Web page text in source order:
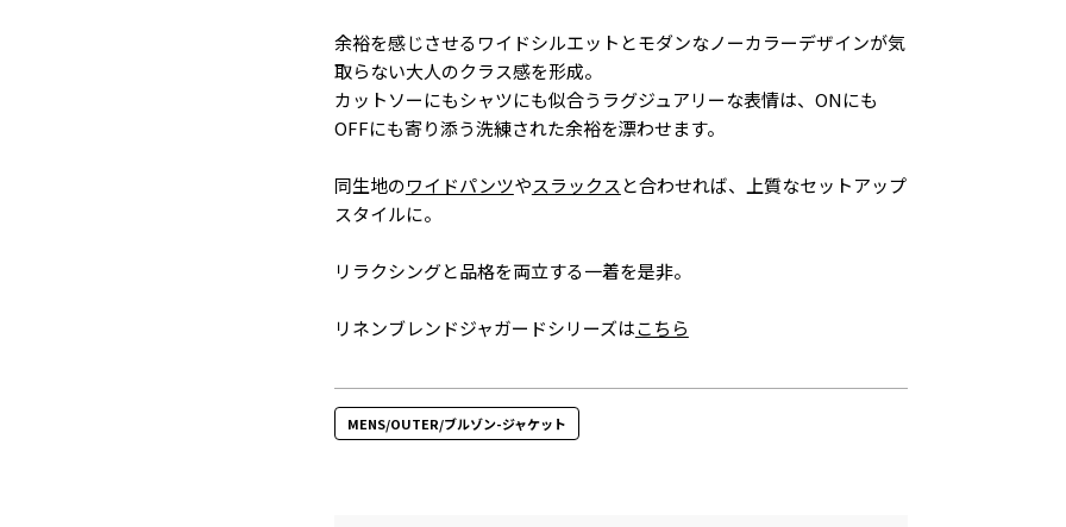
余裕を感じさせるワイドシルエットとモダンなノーカラーデザインが気
取らない大人のクラス感を形成。
カットソーにもシャツにも似合うラグジュアリーな表情は、ONにも
OFFにも寄り添う洗練された余裕を漂わせます。
同生地のワイドパンツやスラックスと合わせれば、上質なセットアップ
スタイルに。
リラクシングと品格を両立する一着を是非。
リネンブレンドジャガードシリーズはこちら
MENS/OUTER/ブルゾン-ジャケット